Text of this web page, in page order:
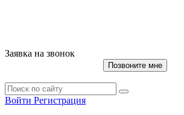
Заявка на звонок
Позвоните мне
Войти Регистрация